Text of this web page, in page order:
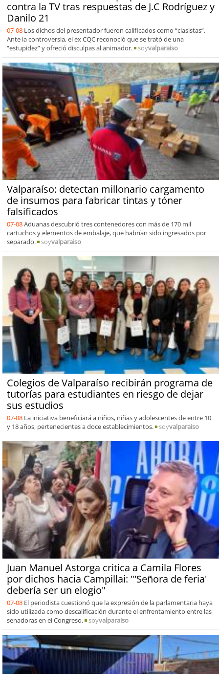
contra la TV tras respuestas de J.C Rodríguez y
Danilo 21
07-08 Los dichos del presentador fueron calificados como “clasistas”.
Ante la controversia, el ex CQC reconoció que se trató de una
“estupidez” y ofreció disculpas al animador.
soyvalparaiso
Valparaíso: detectan millonario cargamento
de insumos para fabricar tintas y tóner
falsificados
07-08Aduanas descubrió tres contenedores con más de 170 mil
cartuchos y elementos de embalaje, que habrían sido ingresados por
separado.
soyvalparaiso
Colegios de Valparaíso recibirán programa de
tutorías para estudiantes en riesgo de dejar
sus estudios
07-08 La iniciativa beneficiará a niños, niñas y adolescentes de entre 10
y 18 años, pertenecientes a doce establecimientos.
soyvalparaiso
Juan Manuel Astorga critica a Camila Flores
por dichos hacia Campillai: "'Señora de feria'
debería ser un elogio"
07-08 El periodista cuestionó que la expresión de la parlamentaria haya
sido utilizada como descalificación durante el enfrentamiento entre las
senadoras en el Congreso.
soyvalparaiso